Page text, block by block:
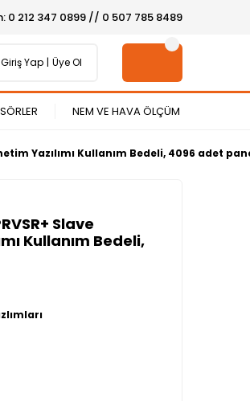
0 212 347 0899 // 0 507 785 8489
Giriş Yap Üye Ol
NEM VE HAVA ÖLÇÜM
Yazılımı Kullanım Bedeli, 4096 adet
Slave
Kullanım Bedeli,